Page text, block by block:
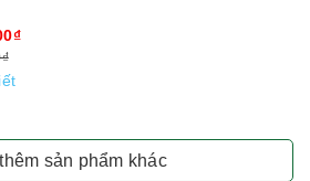
sản phẩm khác